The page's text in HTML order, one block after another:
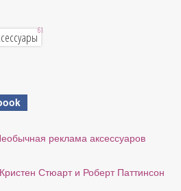
61
реклама аксессуаров
Кристен Стюарт и Роберт Паттинсон